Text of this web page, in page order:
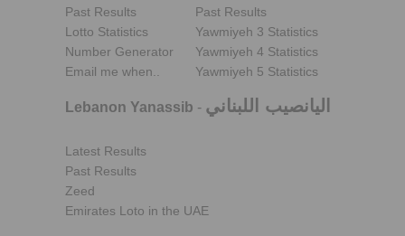
Past Results
Lotto Statistics
Number Generator
Email me when..
Past Results
Yawmiyeh 3 Statistics
Yawmiyeh 4 Statistics
Yawmiyeh 5 Statistics
Lebanon Yanassib - اليانصيب اللبناني
Latest Results
Past Results
Zeed
Emirates Loto in the UAE